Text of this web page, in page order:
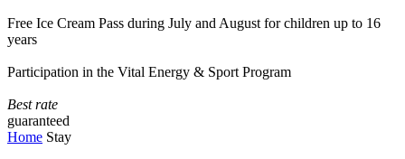
Free Ice Cream Pass during July and August for children up to 16
years
Participation in the Vital Energy & Sport Program
Best rate
guaranteed
Home Stay